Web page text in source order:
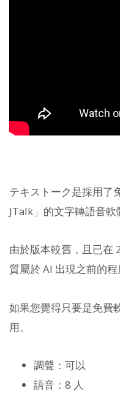
テキストーク是採用了
JTalk」的文字轉語音軟
由於版本較舊，且已在
質屬於 AI 出現之前的程
如果您覺得只要是免費
用。
調聲：可以
語音：8 人